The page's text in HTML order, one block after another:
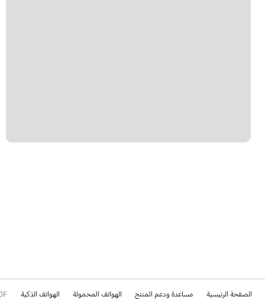
الصفحة الرئيسية مساعدة ودعم المنتج الهواتف المحمولة الهواتف الذكية